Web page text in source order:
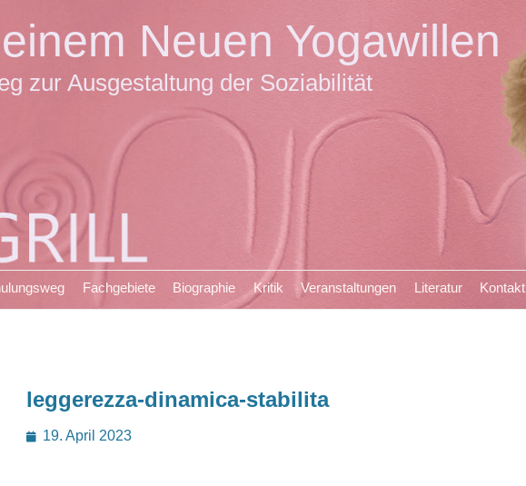
Neuen Yogawillen
zur Ausgestaltung der Soziabilität
Fachgebiete Biographie Kritik Veranstaltungen Literatur Kontakt
leggerezza-dinamica-stabilita
Posted
19. April 2023